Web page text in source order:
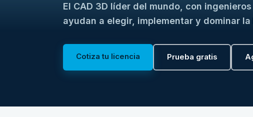
El CAD 3D líder del mundo, con
ayudan a elegir, implementar y dominar
Cotiza tu licencia Prueba gratis